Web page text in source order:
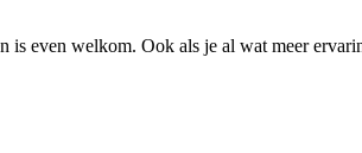
is even welkom. Ook als je al wat meer